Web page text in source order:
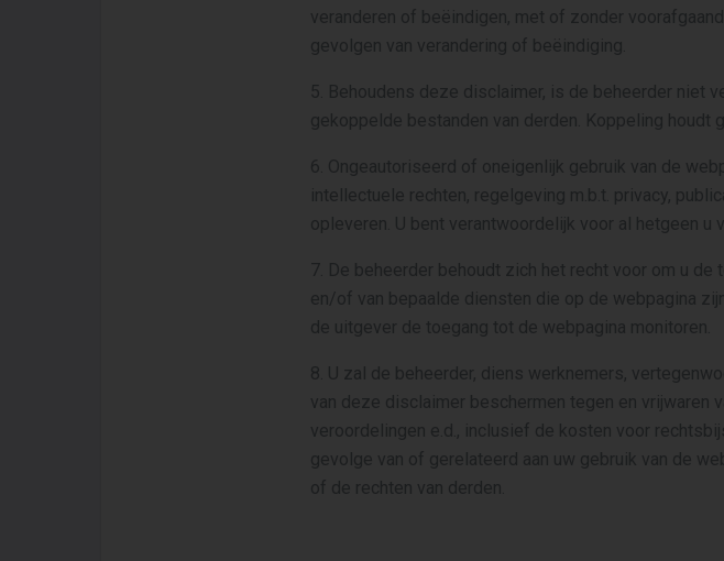
veranderen of beëindigen, met of zonder
gevolgen van verandering of beëindiging.
5. Behoudens deze disclaimer, is de beheerder niet
gekoppelde bestanden van derden. Koppeling houdt
6. Ongeautoriseerd of oneigenlijk gebruik van de
intellectuele rechten, regelgeving m.b.t. privacy,
opleveren. U bent verantwoordelijk voor al hetgeen u
7. De beheerder behoudt zich het recht voor om u
en/of van bepaalde diensten die op de webpagina
de uitgever de toegang tot de webpagina monitoren.
8. U zal de beheerder, diens werknemers,
van deze disclaimer beschermen tegen en vrijwaren
veroordelingen e.d., inclusief de kosten voor
gevolge van of gerelateerd aan uw gebruik van de
of de rechten van derden.